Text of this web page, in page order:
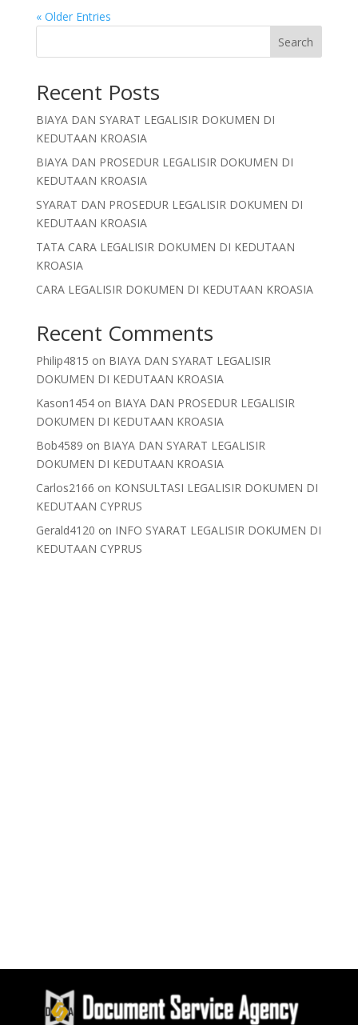
« Older Entries
Search
Recent Posts
BIAYA DAN SYARAT LEGALISIR DOKUMEN DI
KEDUTAAN KROASIA
BIAYA DAN PROSEDUR LEGALISIR DOKUMEN DI
KEDUTAAN KROASIA
SYARAT DAN PROSEDUR LEGALISIR DOKUMEN DI
KEDUTAAN KROASIA
TATA CARA LEGALISIR DOKUMEN DI KEDUTAAN
KROASIA
CARA LEGALISIR DOKUMEN DI KEDUTAAN KROASIA
Recent Comments
Philip4815 on BIAYA DAN SYARAT LEGALISIR
DOKUMEN DI KEDUTAAN KROASIA
Kason1454on BIAYA DAN PROSEDUR LEGALISIR
DOKUMEN DI KEDUTAAN KROASIA
Bob4589 on BIAYA DAN SYARAT LEGALISIR
DOKUMEN DI KEDUTAAN KROASIA
Carlos2166 on KONSULTASI LEGALISIR DOKUMEN DI
KEDUTAAN CYPRUS
Gerald4120 on INFO SYARAT LEGALISIR DOKUMEN DI
KEDUTAAN CYPRUS